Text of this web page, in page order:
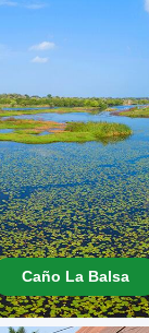
Caño La Balsa